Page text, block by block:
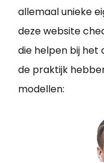
allemaal unieke
deze website
die helpen bij het
de praktijk
modellen: